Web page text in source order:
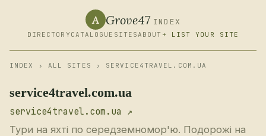
A Grove47 INDEX
DIRECTORY CATALOGUE SITESABOUT + LIST YOUR SITE
INDEX › ALL SITES › SERVICE4TRAVEL.COM.UA
service4travel.com.ua
service4travel.com.ua ↗
Тури на яхті по середземномор'ю. Подорожі на